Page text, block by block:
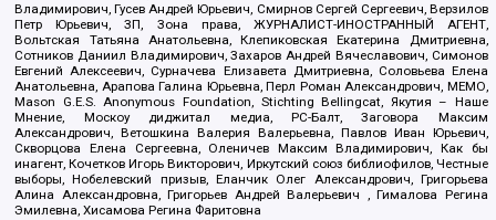
Владимирович, Гусев Андрей Юрьевич, Смирнов Сергей Сергеевич, Верзилов
Петр Юрьевич, ЗП, Зона права, ЖУРНАЛИСТ-ИНОСТРАННЫЙ АГЕНТ,
Вольтская Татьяна Анатольевна, Клепиковская Екатерина Дмитриевна,
Сотников Даниил Владимирович, Захаров Андрей Вячеславович, Симонов
Евгений Алексеевич, Сурначева Елизавета Дмитриевна, Соловьева Елена
Анатольевна, Арапова Галина Юрьевна, Перл Роман Александрович, МЕМО,
Mason G.E.S. Anonymous Foundation, Stichting Bellingcat, Якутия – Наше
Мнение, Москоу диджитал медиа, РС-Балт, Заговора Максим
Александрович, Ветошкина Валерия Валерьевна, Павлов Иван Юрьевич,
Скворцова Елена Сергеевна, Оленичев Максим Владимирович, Как бы
инагент, Кочетков Игорь Викторович, Иркутский союз библиофилов, Честные
выборы, Нобелевский призыв, Еланчик Олег Александрович, Григорьева
Алина Александровна, Григорьев Андрей Валерьевич , Гималова Регина
Эмилевна, Хисамова Регина Фаритовна